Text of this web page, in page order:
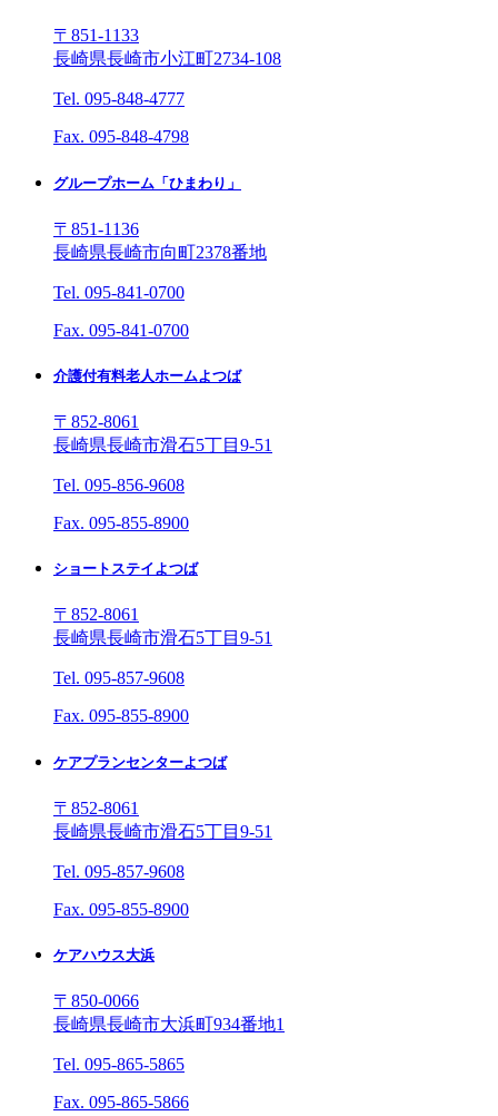
〒851-1133
長崎県長崎市小江町2734-108
Tel. 095-848-4777
Fax. 095-848-4798
グループホーム「ひまわり」
〒851-1136
長崎県長崎市向町2378番地
Tel. 095-841-0700
Fax. 095-841-0700
介護付有料老人ホームよつば
〒852-8061
長崎県長崎市滑石5丁目9-51
Tel. 095-856-9608
Fax. 095-855-8900
ショートステイよつば
〒852-8061
長崎県長崎市滑石5丁目9-51
Tel. 095-857-9608
Fax. 095-855-8900
ケアプランセンターよつば
〒852-8061
長崎県長崎市滑石5丁目9-51
Tel. 095-857-9608
Fax. 095-855-8900
ケアハウス大浜
〒850-0066
長崎県長崎市大浜町934番地1
Tel. 095-865-5865
Fax. 095-865-5866